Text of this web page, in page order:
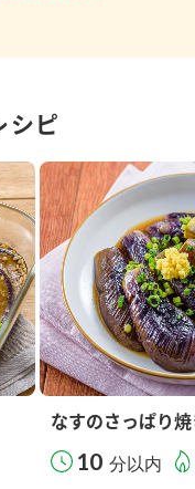
シピ
なすのさっぱり
10 分以内